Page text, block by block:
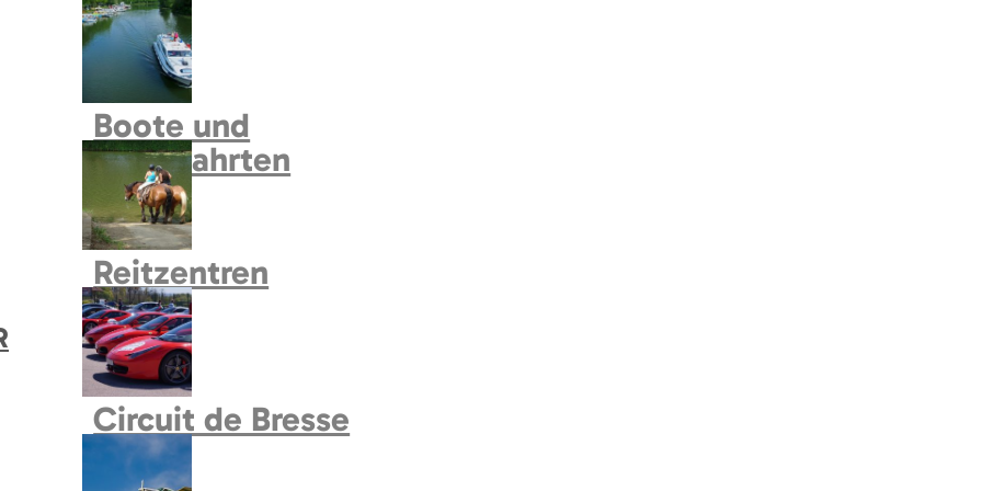
Centre EDEN
Andere Museen und
Ausstellungsorte
Parks und Garten
Märkte
Naturcampingflächen
Sammelunterkunft
Boote und
Kreuzfahrten
Reitzentren
Circuit de Bresse